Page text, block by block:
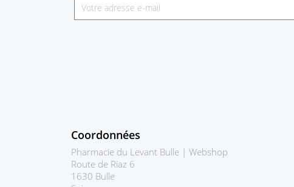
Coordonnées
Pharmacie du Levant Bulle | Webshop
Route de Riaz 6
1630 Bulle